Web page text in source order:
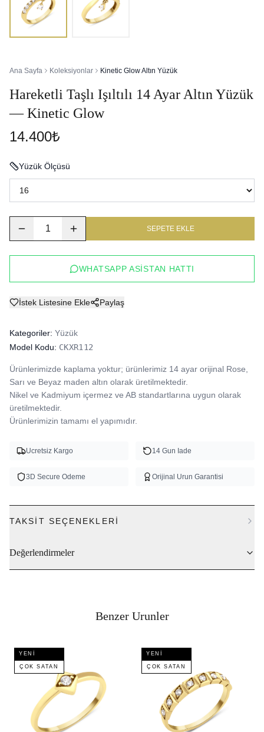
Ana Sayfa Koleksiyonlar Kinetic Glow Altın Yüzük
Hareketli Taşlı Işıltılı 14 Ayar Altın Yüzük
— Kinetic Glow
14.400₺
Yüzük Ölçüsü
1 SEPETE EKLE
WHATSAPP ASISTAN HATTI
İstek Listesine Ekle Paylaş
Kategoriler: Yüzük
Model Kodu: CKXR112
Ürünlerimizde kaplama yoktur; ürünlerimiz 14 ayar orijinal Rose,
Sarı ve Beyaz maden altın olarak üretilmektedir.
Nikel ve Kadmiyum içermez ve AB standartlarına uygun olarak
üretilmektedir.
Ürünlerimizin tamamı el yapımıdır.
Ucretsiz Kargo 14 Gun Iade
3D Secure Odeme Orijinal Urun Garantisi
TAKSIT SEÇENEKLERI
Değerlendirmeler
Benzer Urunler
YENI
ÇOK SATAN
YENI
ÇOK SATAN